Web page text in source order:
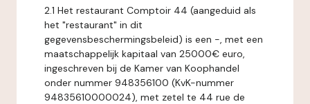
2.1 Het restaurant Comptoir 44 (aangeduid als
het "restaurant" in dit
gegevensbeschermingsbeleid) is een -, met een
maatschappelijk kapitaal van 25000€ euro,
ingeschreven bij de Kamer van Koophandel
onder nummer 948356100 (KvK-nummer
94835610000024), met zetel te 44 rue de